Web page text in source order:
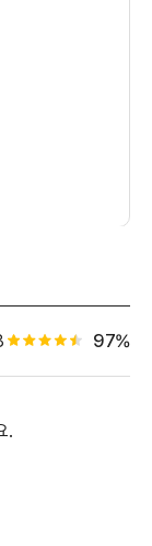
별점 4.5개 별점 백
97%
.